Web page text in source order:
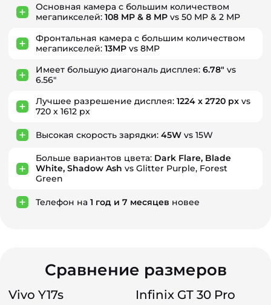
Основная камера с большим количеством
мегапикселей: 108 MP & 8 MP vs 50 MP & 2 MP
Фронтальная камера с большим количеством
мегапикселей: 13MP vs 8MP
Имеет большую диагональ дисплея: 6.78" vs
6.56"
Лучшее разрешение дисплея: 1224 x 2720 px vs
720 x 1612 px
Высокая скорость зарядки: 45W vs 15W
Больше вариантов цвета: Dark Flare, Blade
White, Shadow Ash vs Glitter Purple, Forest
Green
Телефон на 1 год и 7 месяцев новее
Сравнение размеров
Vivo Y17s Infinix GT 30 Pro